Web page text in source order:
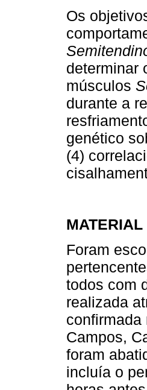
Os
determinar
músculos
durante a
genético
(4)
MATERIAL
Foram
todos com
realizada
confirmada
Campos,
foram
incluía o